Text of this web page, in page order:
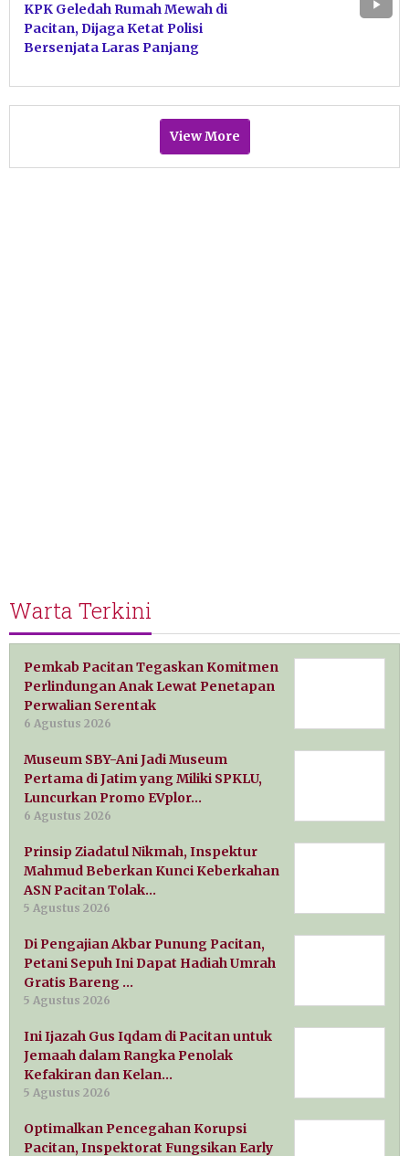
KPK Geledah Rumah Mewah di
Pacitan, Dijaga Ketat Polisi
Bersenjata Laras Panjang
View More
Warta Terkini
Pemkab Pacitan Tegaskan Komitmen
Perlindungan Anak Lewat Penetapan
Perwalian Serentak
6 Agustus 2026
Museum SBY-Ani Jadi Museum
Pertama di Jatim yang Miliki SPKLU,
Luncurkan Promo EVplor…
6 Agustus 2026
Prinsip Ziadatul Nikmah, Inspektur
Mahmud Beberkan Kunci Keberkahan
ASN Pacitan Tolak…
5 Agustus 2026
Di Pengajian Akbar Punung Pacitan,
Petani Sepuh Ini Dapat Hadiah Umrah
Gratis Bareng …
5 Agustus 2026
Ini Ijazah Gus Iqdam di Pacitan untuk
Jemaah dalam Rangka Penolak
Kefakiran dan Kelan…
5 Agustus 2026
Optimalkan Pencegahan Korupsi
Pacitan, Inspektorat Fungsikan Early